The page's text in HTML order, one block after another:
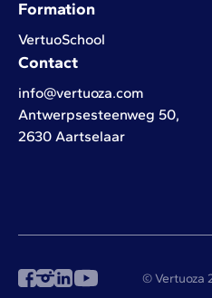
Formation
VertuoSchool
Contact
info@vertuoza.com
Antwerpsesteenweg 50,
2630 Aartselaar
© Vertuoza